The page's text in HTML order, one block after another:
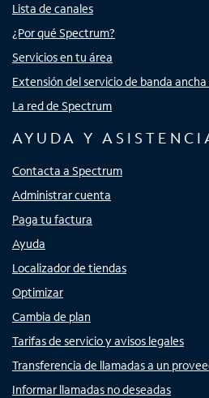
Lista de canales
¿Por qué Spectrum?
Servicios en tu área
Extensión del servicio de banda
La red de Spectrum
AYUDA Y
Contacta a Spectrum
Administrar cuenta
Paga tu factura
Ayuda
Localizador de tiendas
Optimizar
Cambia de plan
Tarifas de servicio y avisos legales
Transferencia de llamadas a un
Informar llamadas no deseadas